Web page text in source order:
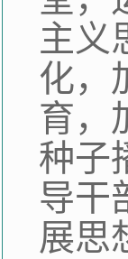
主义
化，
育，
种子
导干
展思